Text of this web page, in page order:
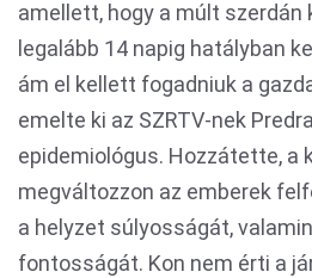
amellett, hogy a múlt szerdán
legalább 14 napig hatályban
ám el kellett fogadniuk a
emelte ki az SZRTV-nek
epidemiológus. Hozzátette, a
megváltozzon az emberek
a helyzet súlyosságát,
fontosságát. Kon nem érti a